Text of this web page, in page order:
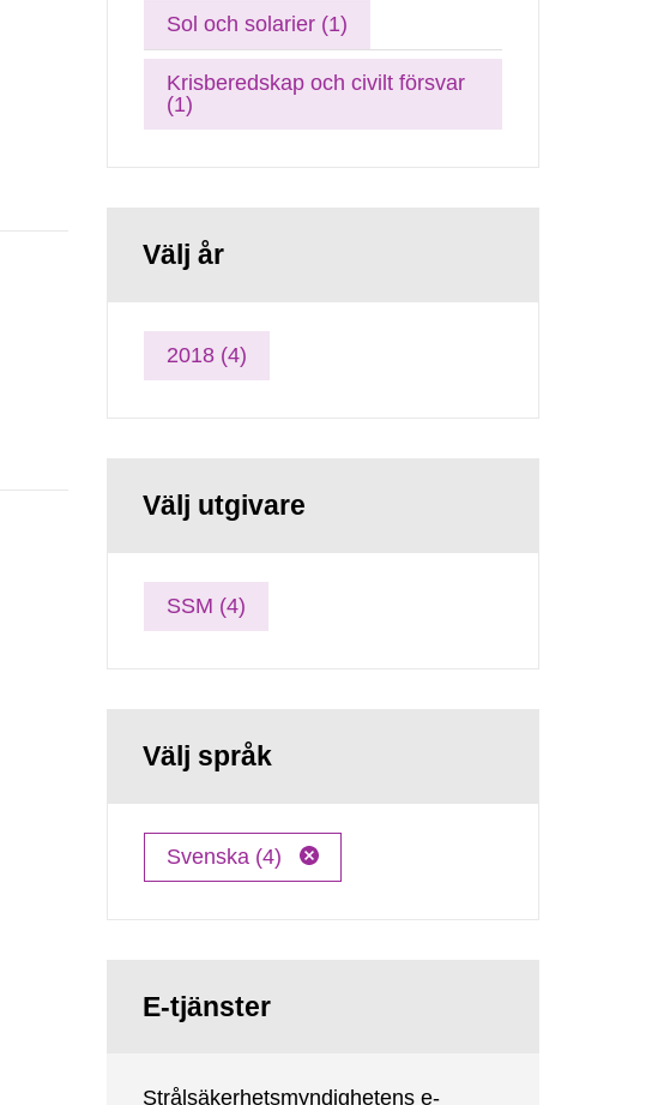
Sol och solarier (1)
Krisberedskap och civilt försvar
(1)
Välj år
2018 (4)
Välj utgivare
SSM (4)
Välj språk
Svenska (4)
E-tjänster
Strålsäkerhetsmyndighetens e-